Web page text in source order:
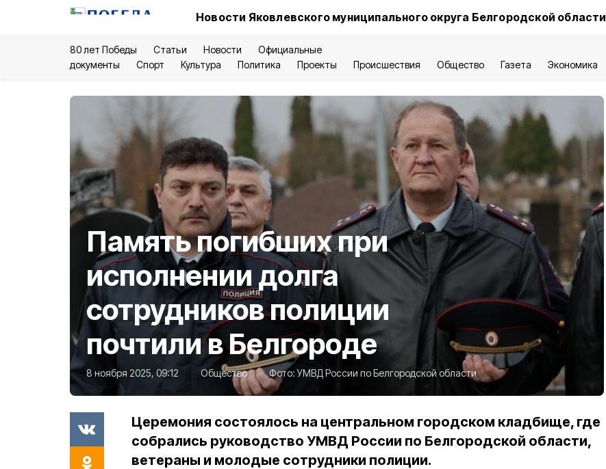
Новости Яковлевского муниципального округа Белгородской области
80 лет Победы Статьи Новости
Официальные
документы
Спорт Культура Политика Проекты Происшествия Общество Газета Экономика
Память погибших при
исполнении долга
сотрудников полиции
почтили в Белгороде
8 ноября 2025, 09:12 Общество Фото:УМВД России по Белгородской области
Церемония состоялось на центральном городском кладбище, где
собрались руководство УМВД России по Белгородской области,
ветераны и молодые сотрудники полиции.